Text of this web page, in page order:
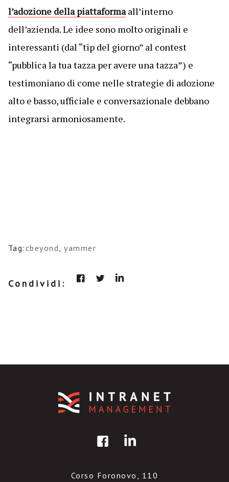
l’adozione della piattaformaall’interno
dell’azienda. Le idee sono molto originali e
interessanti (dal “tip del giorno” al contest
“pubblica la tua tazza per avere una tazza”) e
testimoniano di come nelle strategie di adozione
alto e basso, ufficiale e conversazionale debbano
integrarsi armoniosamente.
Tag:cbeyond,yammer
Condividi:
Corso Foronovo, 110